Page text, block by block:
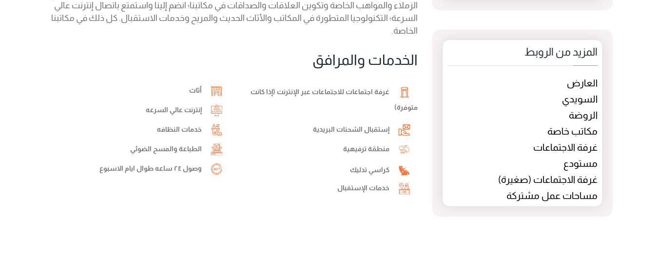
المزيد من الروبط
العارض
السويدي
الروضة
مكاتب خاصة
غرفة الاجتماعات
مستودع
غرفة الاجتماعات (صغيرة)
مساحات عمل مشتركة
الزملاء والمواهب الخاصة وتكوين العلاقات والصداقات في مكاتبنا؛ انضم إلينا واستمتع باتصال إنترنت عالي
السرعة؛ التكنولوجيا المتطورة في المكاتب والأثاث الحديث والمريح وخدمات الاستقبال. كل ذلك في مكاتبنا
الخاصة.
الخدمات والمرافق
غرفة اجتماعات للاجتماعات عبر الإنترنت (إذا كانت
متوفرة)
أثاث
إنترنت عالي السرعه
إستقبال الشحنات البريدية خدمات النظافه
منطقة ترفيهية الطباعة والمسح الضوئي
كراسي تدليك وصول ٢٤ ساعه طوال ايام الاسبوع
خدمات الإستقبال